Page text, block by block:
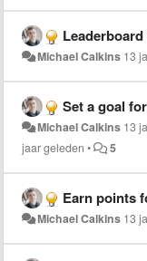
Michael Calkins 13
Set a goal for
Michael Calkins 13
jaar geleden • 5
Earn points
Michael Calkins 13